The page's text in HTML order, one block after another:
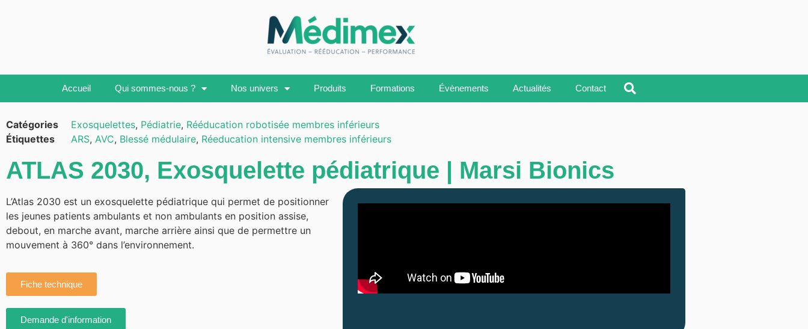
Accueil Qui sommes-nous ? Nos univers Produits Formations Évènements Actualités Contact
Catégories Exosquelettes, Pédiatrie, Rééducation robotisée membres inférieurs
Étiquettes
ARS, AVC, Blessé médulaire, Réeducation intensive membres inférieurs
ATLAS 2030, Exosquelette pédiatrique | Marsi Bionics
L’Atlas 2030 est un exosquelette pédiatrique qui permet de positionner
les jeunes patients ambulants et non ambulants en position assise,
debout, en marche avant, marche arrière ainsi que de permettre un
mouvement à 360° dans l’environnement.
Fiche technique
Demande d'information